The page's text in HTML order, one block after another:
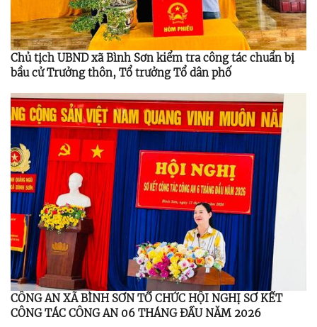
Chủ tịch UBND xã Bình Sơn kiểm tra công tác chuẩn bị
bầu cử Trưởng thôn, Tổ trưởng Tổ dân phố
CÔNG AN XÃ BÌNH SƠN TỔ CHỨC HỘI NGHỊ SƠ KẾT
CÔNG TÁC CÔNG AN 06 THÁNG ĐẦU NĂM 2026